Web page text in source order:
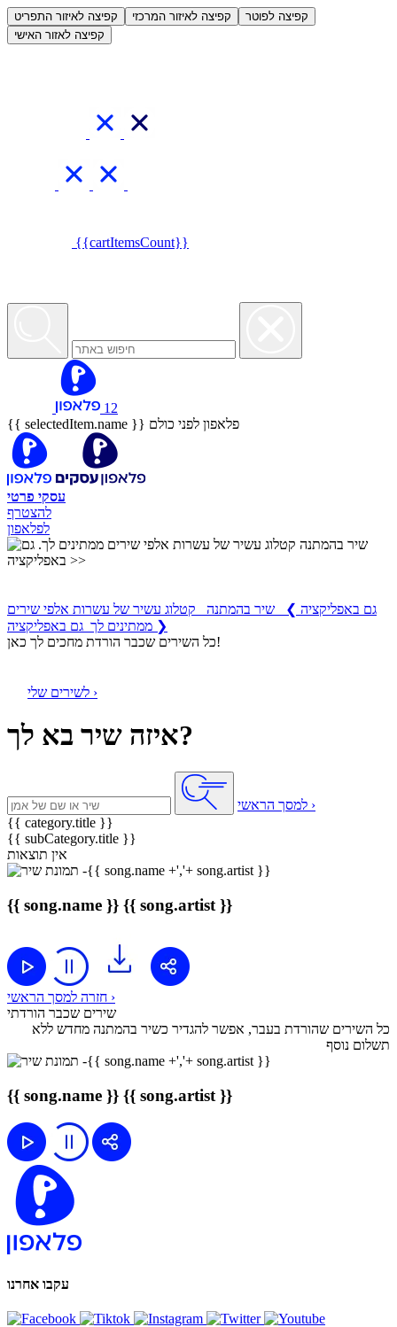
קפיצה לאיזור התפריט קפיצה לאיזור המרכזי
קפיצה לפוטר
קפיצה לאזור האישי
{{cartItemsCount}}
12
{{ selectedItem.name }} פלאפון לפני כולם
עסקי פרטי
להצטרף
לפלאפון
גם באפליקציה ❯
שיר בהמתנה קטלוג עשיר של עשרות אלפי שירים
ממתינים לך גם באפליקציה ❯
כל השירים שכבר הורדת מחכים לך כאן!
לשירים שלי ›
איזה שיר בא לך?
למסך הראשי ›
{{ category.title }}
{{ subCategory.title }}
אין תוצאות
{{ song.name }} {{ song.artist }}
חזרה למסך הראשי ›
שירים שכבר הורדתי
כל השירים שהורדת בעבר, אפשר להגדיר כשיר בהמתנה מחדש ללא
תשלום נוסף
{{ song.name }} {{ song.artist }}
עקבו אחרנו